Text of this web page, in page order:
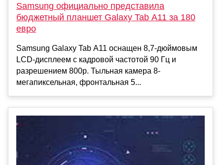
Samsung официально представила
бюджетный планшет Galaxy Tab A11 за 180
евро
Samsung Galaxy Tab A11 оснащен 8,7-дюймовым
LCD-дисплеем с кадровой частотой 90 Гц и
разрешением 800p. Тыльная камера 8-
мегапиксельная, фронтальная 5...